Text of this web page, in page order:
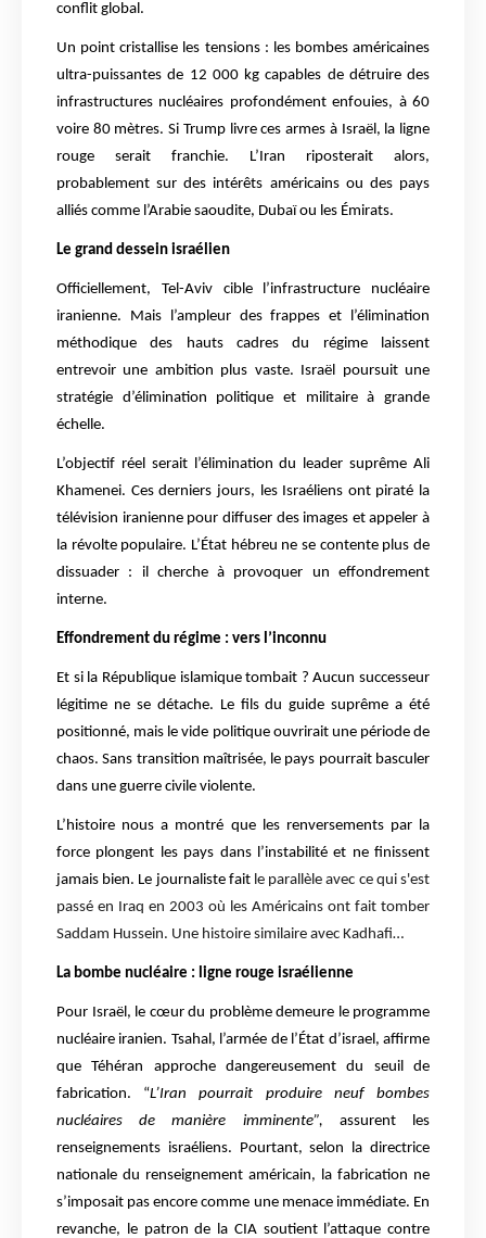
conflit global.
Un point cristallise les tensions : les bombes américaines
ultra-puissantes de 12 000 kg capables de détruire des
infrastructures nucléaires profondément enfouies, à 60
voire 80 mètres. Si Trump livre ces armes à Israël, la ligne
rouge serait franchie. L’Iran riposterait alors,
probablement sur des intérêts américains ou des pays
alliés comme l’Arabie saoudite, Dubaï ou les Émirats.
Le grand dessein israélien
Officiellement, Tel-Aviv cible l’infrastructure nucléaire
iranienne. Mais l’ampleur des frappes et l’élimination
méthodique des hauts cadres du régime laissent
entrevoir une ambition plus vaste. Israël poursuit une
stratégie d’élimination politique et militaire à grande
échelle.
L’objectif réel serait l’élimination du leader suprême Ali
Khamenei. Ces derniers jours, les Israéliens ont piraté la
télévision iranienne pour diffuser des images et appeler à
la révolte populaire. L’État hébreu ne se contente plus de
dissuader : il cherche à provoquer un effondrement
interne.
Effondrement du régime : vers l’inconnu
Et si la République islamique tombait ? Aucun successeur
légitime ne se détache. Le fils du guide suprême a été
positionné, mais le vide politique ouvrirait une période de
chaos. Sans transition maîtrisée, le pays pourrait basculer
dans une guerre civile violente.
L’histoire nous a montré que les renversements par la
force plongent les pays dans l’instabilité et ne finissent
jamais bien. Le journaliste faitle parallèle avec ce qui s'est
passé en Iraq en 2003 où les Américains ont fait tomber
Saddam Hussein. Une histoire similaire avec Kadhafi…
La bombe nucléaire : ligne rouge israélienne
Pour Israël, le cœur du problème demeure le programme
nucléaire iranien. Tsahal, l’armée de l’État d’israel, affirme
que Téhéran approche dangereusement du seuil de
fabrication. “L’Iran pourrait produire neuf bombes
nucléaires de manière imminente”, assurent les
renseignements israéliens. Pourtant, selon la directrice
nationale du renseignement américain, la fabrication ne
s’imposait pas encore comme une menace immédiate. En
revanche, le patron de la CIA soutient l’attaque contre